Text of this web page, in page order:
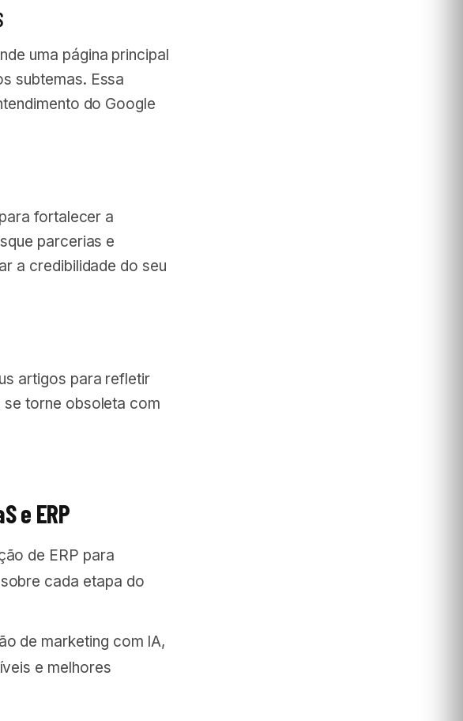
uma página principal
subtemas. Essa
do Google
fortalecer a
parcerias e
a credibilidade do seu
artigos para refletir
se torne obsoleta com
e ERP
de ERP para
cada etapa do
de marketing com IA,
e melhores